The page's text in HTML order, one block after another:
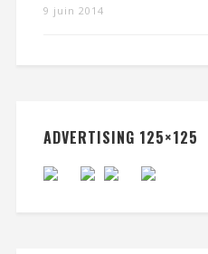
9 juin 2014
ADVERTISING 125×125